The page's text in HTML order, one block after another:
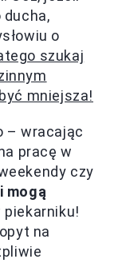
o
szukaj
mniejsza!
– wracając
pracę w
czy
mogą
na